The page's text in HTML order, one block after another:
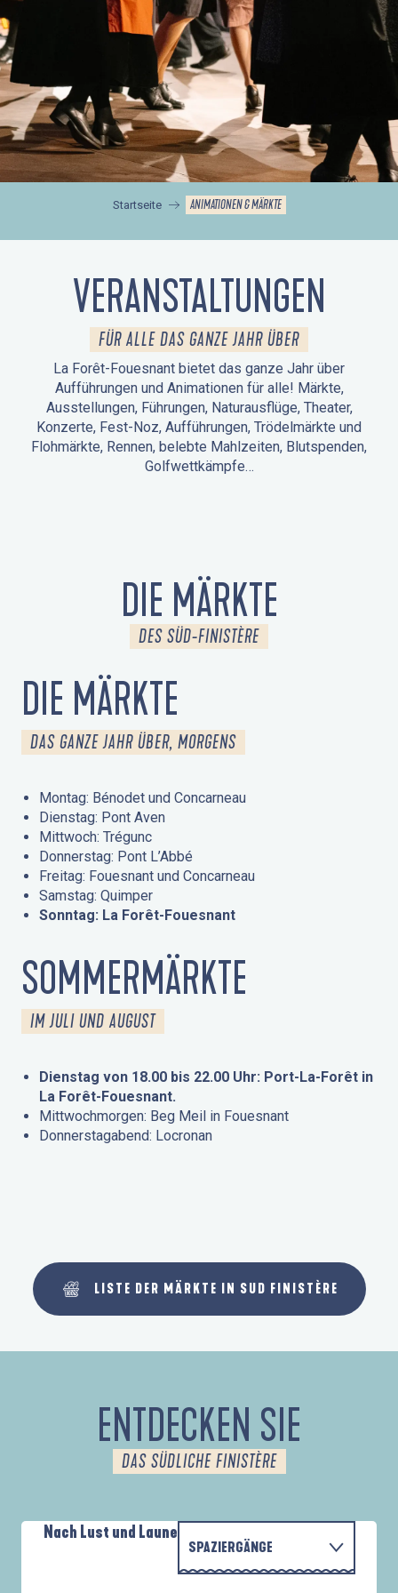
Startseite ANIMATIONEN & MÄRKTE
VERANSTALTUNGEN
FÜR ALLE DAS GANZE JAHR ÜBER
La Forêt-Fouesnant bietet das ganze Jahr über
Aufführungen und Animationen für alle! Märkte,
Ausstellungen, Führungen, Naturausflüge, Theater,
Konzerte, Fest-Noz, Aufführungen, Trödelmärkte und
Flohmärkte, Rennen, belebte Mahlzeiten, Blutspenden,
Golfwettkämpfe…
DIE MÄRKTE
DES SÜD-FINISTÈRE
DIE MÄRKTE
DAS GANZE JAHR ÜBER, MORGENS
Montag: Bénodet und Concarneau
Dienstag: Pont Aven
Mittwoch: Trégunc
Donnerstag: Pont L’Abbé
Freitag: Fouesnant und Concarneau
Samstag: Quimper
Sonntag: La Forêt-Fouesnant
SOMMERMÄRKTE
IM JULI UND AUGUST
Dienstag von 18.00 bis 22.00 Uhr: Port-La-Forêt in
La Forêt-Fouesnant.
Mittwochmorgen: Beg Meil in Fouesnant
Donnerstagabend: Locronan
LISTE DER MÄRKTE IN SUD FINISTÈRE
ENTDECKEN SIE
DAS SÜDLICHE FINISTÈRE
Nach Lust und Laune
SPAZIERGÄNGE